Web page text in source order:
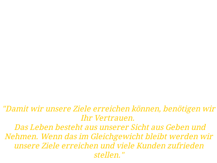
"Damit wir unsere Ziele erreichen können, benötigen wir
Ihr Vertrauen.
Das Leben besteht aus unserer Sicht aus Geben und
Nehmen. Wenn das im Gleichgewicht bleibt werden wir
unsere Ziele erreichen und viele Kunden zufrieden
stellen."